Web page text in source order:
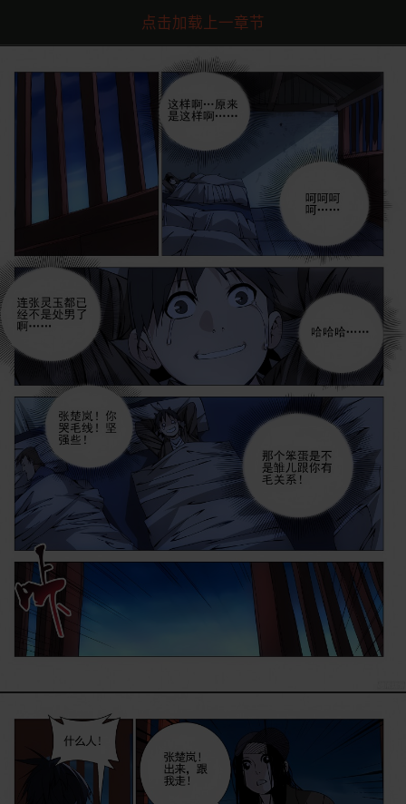
点击加载上一章节